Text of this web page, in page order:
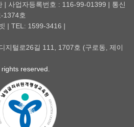
| 사업자등록번호 : 116-99-01399 | 통신
1374호
| TEL: 1599-3416 |
지털로26길 111, 1707호 (구로동, 제이
reserved.